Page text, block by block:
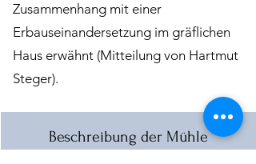
Zusammenhang mit einer
Erbauseinandersetzung im gräflichen
Haus erwähnt (Mitteilung von Hartmut
Steger).
Beschreibung der Mühle